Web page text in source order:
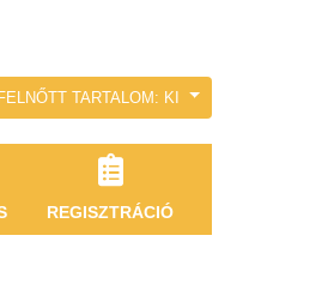
FELNŐTT TARTALOM: KI
REGISZTRÁCIÓ